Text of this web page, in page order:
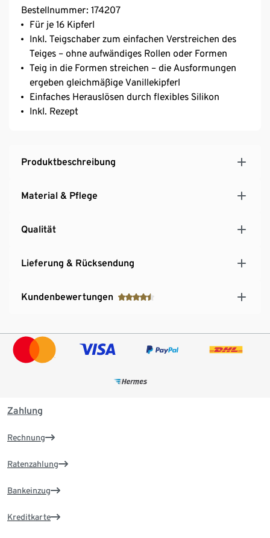
Bestellnummer: 174207
Für je 16 Kipferl
Inkl. Teigschaber zum einfachen Verstreichen des
Teiges – ohne aufwändiges Rollen oder Formen
Teig in die Formen streichen – die Ausformungen
ergeben gleichmäßige Vanillekipferl
Einfaches Herauslösen durch flexibles Silikon
Inkl. Rezept
Produktbeschreibung
Material & Pflege
Qualität
Lieferung & Rücksendung
Kundenbewertungen
Zahlung
Rechnung
Ratenzahlung
Bankeinzug
Kreditkarte